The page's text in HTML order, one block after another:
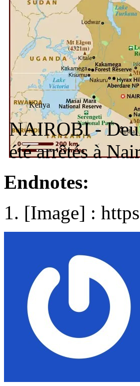
Kenya
NAIROBI -
été arrêtés à
Endnotes:
[Image] :